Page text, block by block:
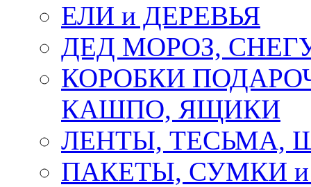
ЕЛИ и ДЕРЕВЬЯ
ДЕД МОРОЗ,
КОРОБКИ
КАШПО, ЯЩИКИ
ЛЕНТЫ, ТЕСЬМА,
ПАКЕТЫ, СУМКИ